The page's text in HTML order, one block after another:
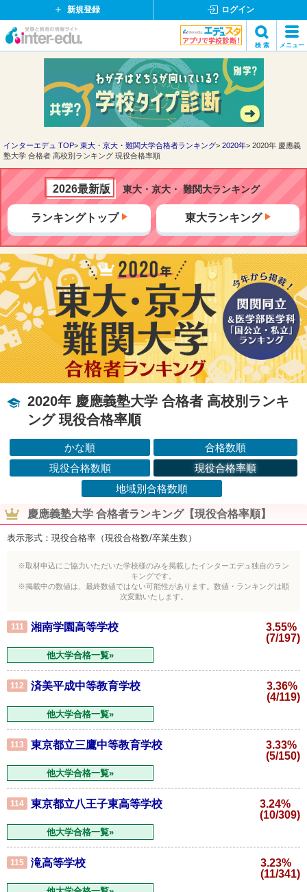
新規登録 ログイン
イ
ド
ッ
ト
検 索 メニュー
検索
インターエデュ TOP 東大・京大・難関大学合格者ランキング 2020年
2020年 慶應義
塾大学 合格者 高校別ランキング 現役合格率順
2026最新版 東大・京大・ 難関大ランキング
ランキングトップ 東大ランキング
2020年 慶應義塾大学 合格者 高校別ランキ
ング 現役合格率順
かな順
合格数順
現役合格数順
現役合格率順
地域別合格数順
慶應義塾大学 合格者ランキング【現役合格率順】
表示形式：現役合格率（現役合格数/卒業生数）
※取材申込にご協力いただいた学校様のみを掲載したインターエデュ独自のラン
キングです。
※掲載中の数値は、最終数値ではない可能性があります。数値・ランキングは順
次変動いたします。
111 湘南学園高等学校
3.55%
(7/197)
他大学合格一覧»
112 済美平成中等教育学校
3.36%
(4/119)
他大学合格一覧»
113 東京都立三鷹中等教育学校
3.33%
(5/150)
他大学合格一覧»
114 東京都立八王子東高等学校
3.24%
(10/309)
他大学合格一覧»
115 滝高等学校
3.23%
(11/341)